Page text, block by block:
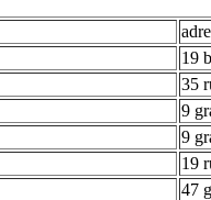
19
35
9
9
19
47